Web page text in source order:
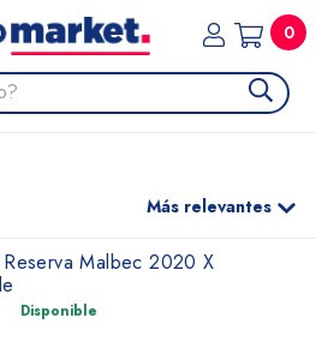
0
Más relevantes
Malbec 2020 X
Disponible